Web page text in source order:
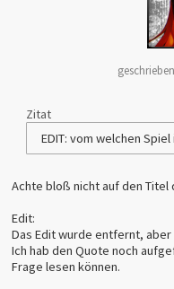
Zitat
EDIT: vom welchen
Achte bloß nicht auf den Titel
Edit:
Das Edit wurde entfernt, aber
Ich hab den Quote noch
Frage lesen können.